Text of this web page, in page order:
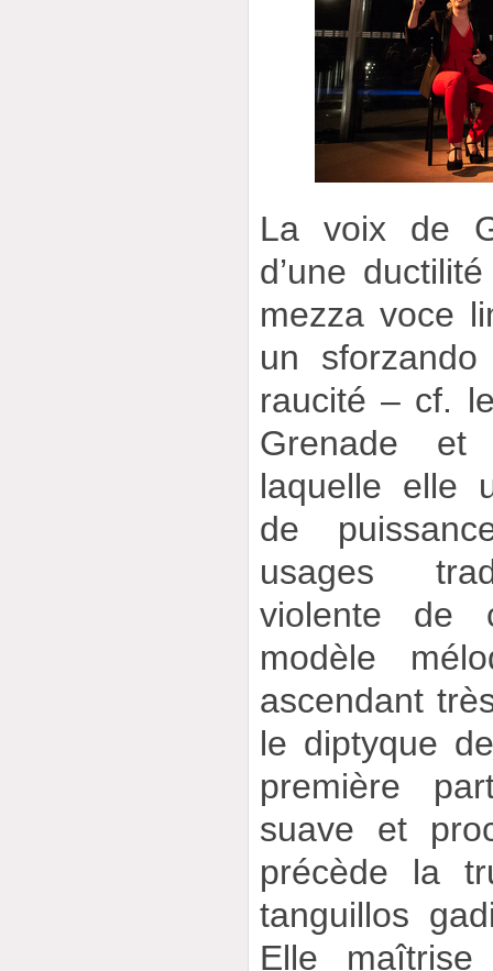
La voix de
d’une
mezza voce
un
raucité – cf.
Grenade
laquelle elle
de
usages
violente de
modèle
ascendant
le diptyque
première
suave et
précède la
tanguillos
Elle